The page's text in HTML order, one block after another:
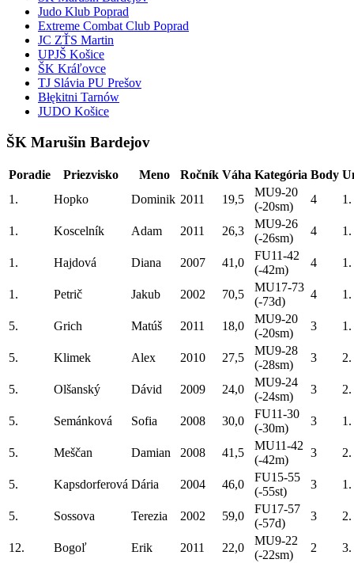
Judo Klub Poprad
Extreme Combat Club Poprad
JC ZŤS Martin
UPJŠ Košice
ŠK Kráľovce
TJ Slávia PU Prešov
Błękitni Tarnów
JUDO Košice
ŠK Marušin Bardejov
Poradie Priezvisko Meno Ročník Váha Kategória Body
1.
Hopko Dominik 2011 19,5
MU9-20
(-20sm)
4 1.
1. Koscelník Adam 2011 26,3
MU9-26
(-26sm)
4 1.
1. Hajdová Diana 2007 41,0
FU11-42
(-42m)
4 1.
1. Petrič Jakub 2002 70,5
MU17-73
(-73d)
4 1.
5. Grich Matúš 2011 18,0
MU9-20
(-20sm)
3 1.
5. Klimek Alex 2010 27,5
MU9-28
(-28sm)
3 2.
5. Olšanský Dávid 2009 24,0
MU9-24
(-24sm)
3 2.
5. Semánková Sofia 2008 30,0
FU11-30
(-30m)
3 1.
5. Meščan Damian 2008 41,5
MU11-42
(-42m)
3 2.
5. Kapsdorferová Dária 2004 46,0
FU15-55
(-55st)
3 1.
5. Sossova Terezia 2002 59,0
FU17-57
(-57d)
3 2.
12. Bogoľ Erik 2011 22,0
MU9-22
(-22sm)
2 3.